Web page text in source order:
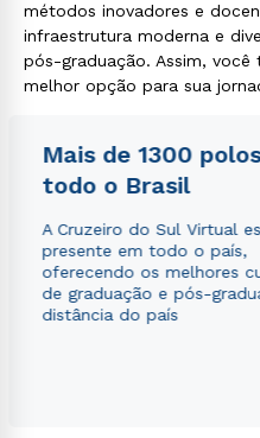
métodos inovadores e
infraestrutura moderna e
pós-graduação. Assim,
melhor opção para sua
Mais de 1300
todo o Brasil
A Cruzeiro do Sul Virtual
presente em todo o país,
oferecendo os melhores
de graduação e pós-
distância do país